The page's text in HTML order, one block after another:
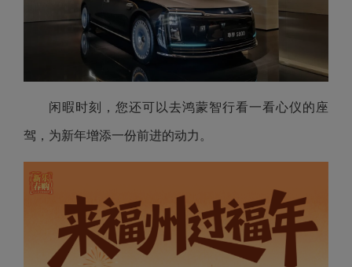
闲暇时刻，您还可以去鸿蒙智行看一看心仪的座
驾，为新年增添一份前进的动力。